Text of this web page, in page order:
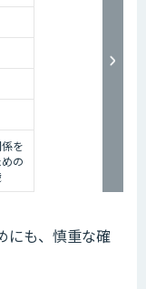
を
の
にも、慎重な確